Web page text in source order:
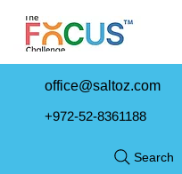
office@saltoz.com
+972-52-8361188
Search